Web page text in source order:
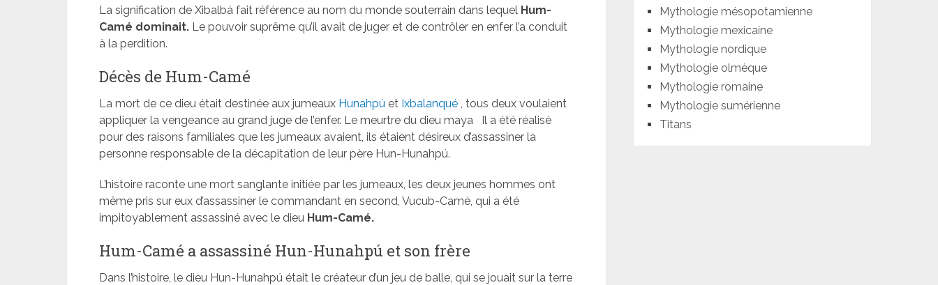
La signification de Xibalbá fait référence au nom du monde souterrain dans lequel Hum-
Camé dominait. Le pouvoir suprême qu’il avait de juger et de contrôler en enfer l’a conduit
à la perdition.
Décès de Hum-Camé
La mort de ce dieu était destinée aux jumeaux Hunahpú et Ixbalanqué , tous deux voulaient
appliquer la vengeance au grand juge de l’enfer. Le meurtre du dieu maya
Il a été réalisé
pour des raisons familiales que les jumeaux avaient, ils étaient désireux d’assassiner la
personne responsable de la décapitation de leur père Hun-Hunahpú.
L’histoire raconte une mort sanglante initiée par les jumeaux, les deux jeunes hommes ont
même pris sur eux d’assassiner le commandant en second, Vucub-Camé, qui a été
impitoyablement assassiné avec le dieu Hum-Camé.
Hum-Camé a assassiné Hun-Hunahpú et son frère
Dans l’histoire, le dieu Hun-Hunahpú était le créateur d’un jeu de balle, qui se jouait sur la terre
Mythologie mésopotamienne
Mythologie mexicaine
Mythologie nordique
Mythologie olmèque
Mythologie romaine
Mythologie sumérienne
Titans